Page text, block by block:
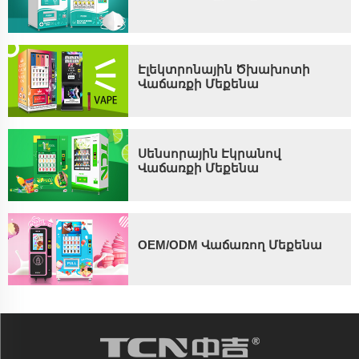
Էլեկտրոնային Ծխախոտի
Վաճառքի Մեքենա
Սենսորային Էկրանով
Վաճառքի Մեքենա
OEM/ODM Վաճառող Մեքենա